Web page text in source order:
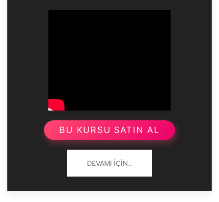
BU KURSU SATIN AL
DEVAMI İÇIN..